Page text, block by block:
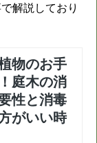
解説しており